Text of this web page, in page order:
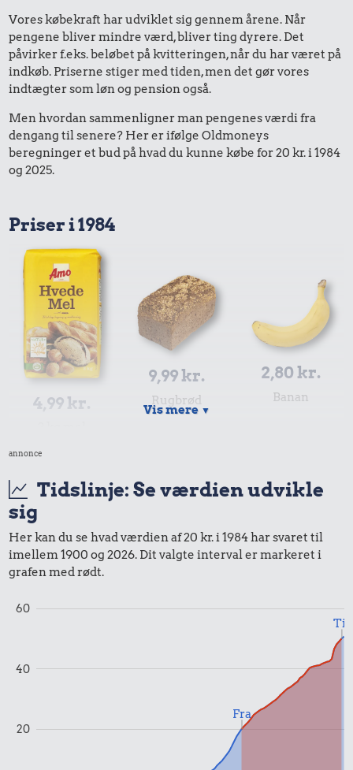
Vores købekraft har udviklet sig gennem årene. Når
pengene bliver mindre værd, bliver ting dyrere. Det
påvirker f.eks. beløbet på kvitteringen, når du har været på
indkøb. Priserne stiger med tiden, men det gør vores
indtægter som løn og pension også.
Men hvordan sammenligner man pengenes værdi fra
dengang til senere? Her er ifølge Oldmoneys
beregninger et bud på hvad du kunne købe for 20 kr. i 1984
og 2025.
Priser i 1984
4,99 kr.
9,99 kr.
Rugbrød
2,80 kr.
Banan
0,40 kr.
Tyggegummi
Vis mere ▼
annonce
Tidslinje: Se værdien udvikle
sig
Her kan du se hvad værdien af 20 kr. i 1984 har svaret til
imellem 1900 og 2026. Dit valgte interval er markeret i
grafen med rødt.
20
40
60
Fra
Til